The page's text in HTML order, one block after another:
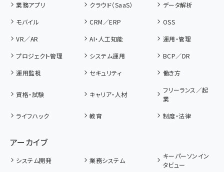
業務アプリ
クラウド（SaaS）
データ解析
モバイル
CRM／ERP
OSS
VR／AR
AI・人工知能
運用・管理
プロジェクト管理
システム運用
BCP／DR
運用監視
セキュリティ 働き方
資格・試験 キャリア・人材
フリーランス／起
業
ライフハック
教育 制度・法律
アーカイブ
システム開発 業務システム
キーパーソンイン
タビュー